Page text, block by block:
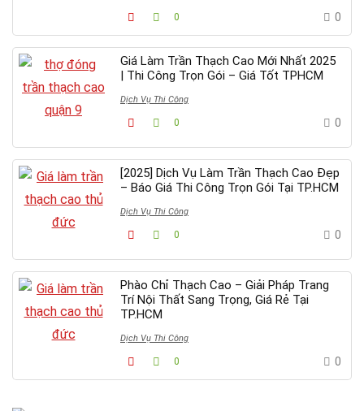
0 0
Giá Làm Trần Thạch Cao Mới Nhất 2025
| Thi Công Trọn Gói – Giá Tốt TPHCM
Dịch Vụ Thi Công
0 0
[2025] Dịch Vụ Làm Trần Thạch Cao Đẹp
– Báo Giá Thi Công Trọn Gói Tại TP.HCM
Dịch Vụ Thi Công
0 0
Phào Chỉ Thạch Cao – Giải Pháp Trang
Trí Nội Thất Sang Trọng, Giá Rẻ Tại
TP.HCM
Dịch Vụ Thi Công
0 0